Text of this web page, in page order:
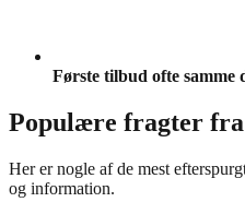
Første tilbud ofte samme
Populære fragter fra
Her er nogle af de mest
og information.